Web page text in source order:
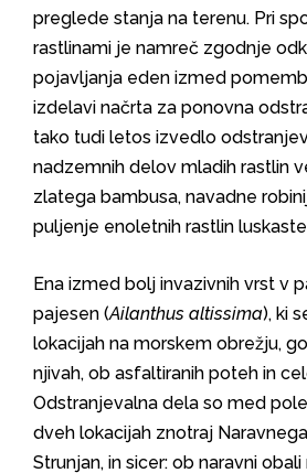
preglede stanja na terenu. Pri
rastlinami je namreč zgodnje
pojavljanja eden izmed
izdelavi načrta za ponovna
tako tudi letos izvedlo
nadzemnih delov mladih rastlin
zlatega bambusa, navadne
puljenje enoletnih rastlin
Ena izmed bolj invazivnih vrst v
pajesen (Ailanthus altissima), ki
lokacijah na morskem obrežju,
njivah, ob asfaltiranih poteh in
Odstranjevalna dela so med
dveh lokacijah znotraj
Strunjan, in sicer: ob naravni